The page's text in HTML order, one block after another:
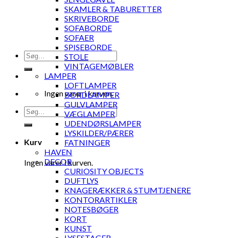
Søg
efter:
Ingen varer i kurven.
Søg
efter:
Kurv
Ingen varer i kurven.
SKAMLER & TABURETTER
SKRIVEBORDE
SOFABORDE
SOFAER
SPISEBORDE
STOLE
VINTAGEMØBLER
LAMPER
LOFTLAMPER
BORDLAMPER
GULVLAMPER
VÆGLAMPER
UDENDØRSLAMPER
LYSKILDER/PÆRER
FATNINGER
HAVEN
DECOR
CURIOSITY OBJECTS
DUFTLYS
KNAGERÆKKER & STUMTJENERE
KONTORARTIKLER
NOTESBØGER
KORT
KUNST